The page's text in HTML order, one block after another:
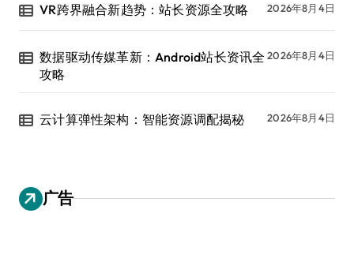
VR跨界融合新趋势：站长资源全攻略 2026年8月4日
数据驱动传媒革新：Android站长资讯全
攻略
2026年8月4日
云计算弹性架构：智能资源调配揭秘 2026年8月4日
广告